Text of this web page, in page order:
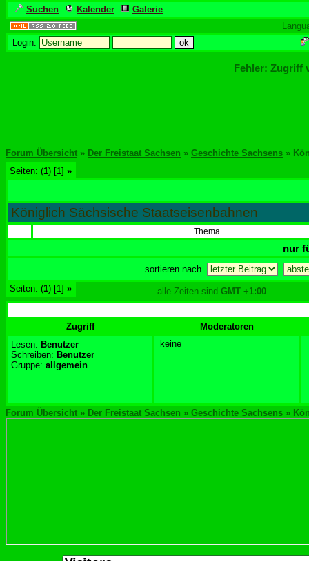
Suchen Kalender
Galerie
Login:
Fehler: Zugriff
Forum Übersicht » Der Freistaat Sachsen » Geschichte Sachsens »
Seiten: (1) [1] »
Königlich Sächsische Staatseisenbahnen
Thema
nur
sortieren nach
Seiten: (1) [1] » alle Zeiten sind GMT +1:00
Zugriff
Moderatoren
Lesen: Benutzer
Schreiben: Benutzer
Gruppe: allgemein
keine
Forum Übersicht » Der Freistaat Sachsen » Geschichte Sachsens »